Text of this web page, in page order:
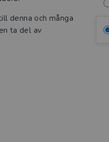
denna och många
ta del av